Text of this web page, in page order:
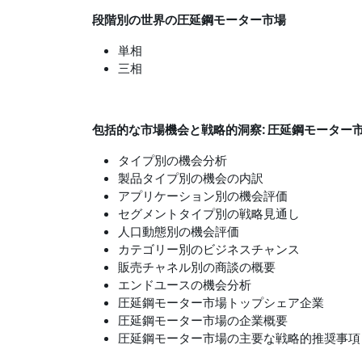
段階別の世界の圧延鋼モーター市場
単相
三相
包括的な市場機会と戦略的洞察: 圧延鋼モーター
タイプ別の機会分析
製品タイプ別の機会の内訳
アプリケーション別の機会評価
セグメントタイプ別の戦略見通し
人口動態別の機会評価
カテゴリー別のビジネスチャンス
販売チャネル別の商談の概要
エンドユースの機会分析
圧延鋼モーター市場トップシェア企業
圧延鋼モーター市場の企業概要
圧延鋼モーター市場の主要な戦略的推奨事項